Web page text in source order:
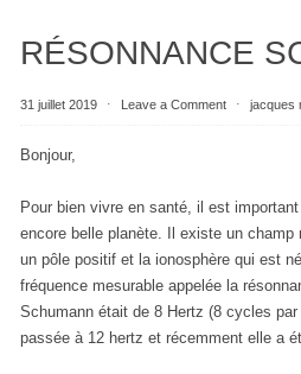
RÉSONNANCE
31 juillet 2019 ⋅ Leave a Comment ⋅ jacques
Bonjour,
Pour bien vivre en santé, il est
encore belle planète. Il existe un
un pôle positif et la ionosphère qui est
fréquence mesurable appelée la
Schumann était de 8 Hertz (8 cycles
passée à 12 hertz et récemment elle a